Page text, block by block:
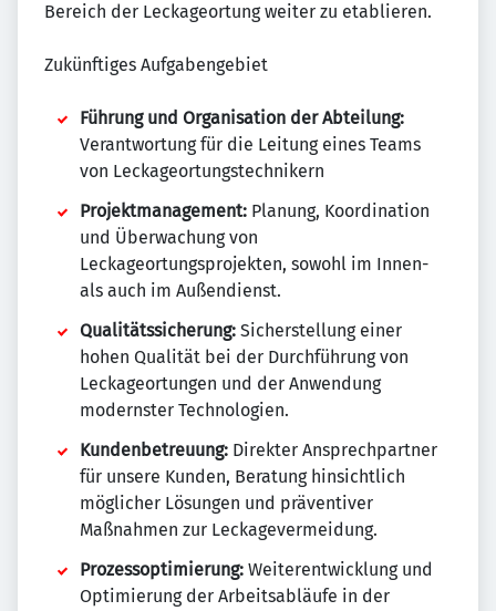
Bereich der Leckageortung weiter zu etablieren.
Zukünftiges Aufgabengebiet
Führung und Organisation der Abteilung:
Verantwortung für die Leitung eines Teams
von Leckageortungstechnikern
Projektmanagement: Planung, Koordination
und Überwachung von
Leckageortungsprojekten, sowohl im Innen-
als auch im Außendienst.
Qualitätssicherung: Sicherstellung einer
hohen Qualität bei der Durchführung von
Leckageortungen und der Anwendung
modernster Technologien.
Kundenbetreuung: Direkter Ansprechpartner
für unsere Kunden, Beratung hinsichtlich
möglicher Lösungen und präventiver
Maßnahmen zur Leckagevermeidung.
Prozessoptimierung: Weiterentwicklung und
Optimierung der Arbeitsabläufe in der